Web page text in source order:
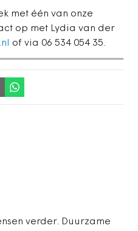
met één van onze
op met Lydia van der
of via 06 534 054 35.
verder. Duurzame